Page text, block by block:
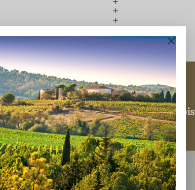
L'HOSPITALET ET AOP LA CLAPE
duLanguedocde nombreuses fois
récompensés